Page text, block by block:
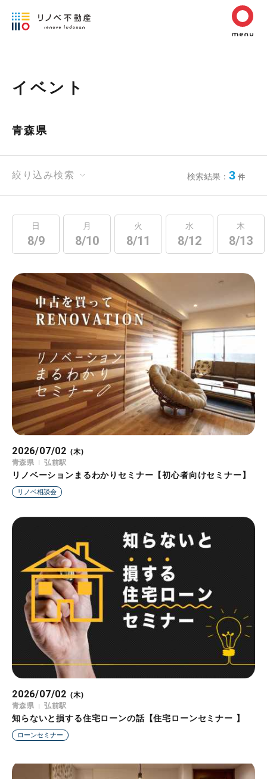
イベント
青森県
絞り込み検索 検索結果： 3 件
日
8/9
月
8/10
火
8/11
水
8/12
木
8/13
2026/07/02 (木)
青森県
弘前駅
リノベーションまるわかりセミナー【初心者向けセミナー】
リノベ相談会
2026/07/02 (木)
青森県
弘前駅
知らないと損する住宅ローンの話【住宅ローンセミナー 】
ローンセミナー